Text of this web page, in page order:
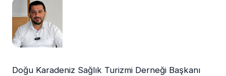
Doğu Karadeniz Sağlık Turizmi Derneği Başkanı